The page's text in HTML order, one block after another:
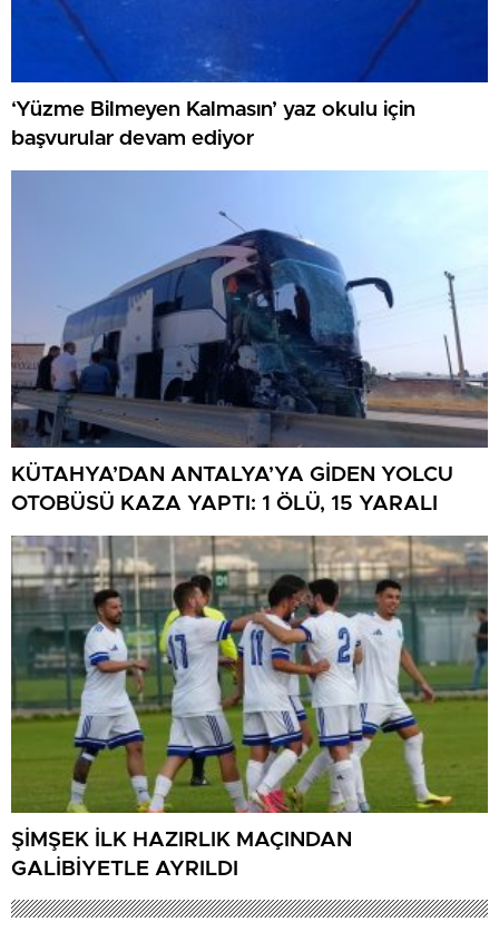
‘Yüzme Bilmeyen Kalmasın’ yaz okulu için
başvurular devam ediyor
KÜTAHYA’DAN ANTALYA’YA GİDEN YOLCU
OTOBÜSÜ KAZA YAPTI: 1 ÖLÜ, 15 YARALI
ŞİMŞEK İLK HAZIRLIK MAÇINDAN
GALİBİYETLE AYRILDI